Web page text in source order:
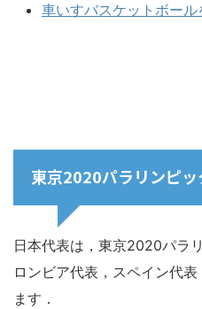
車いすバスケットボール
東京2020パラリンピッ
日本代表は，東京2020パラ
ロンビア代表，スペイン代
ます．